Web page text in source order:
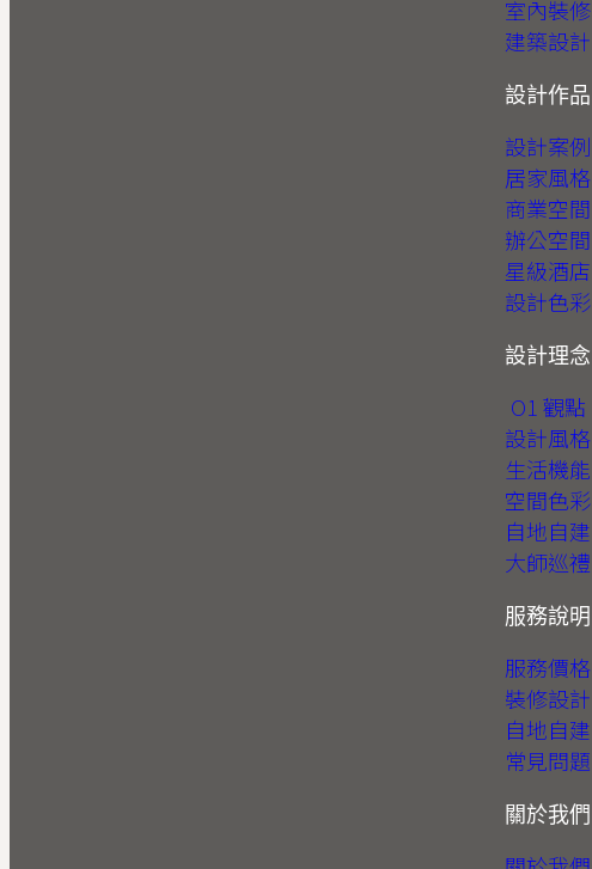
室內裝修
建築設計
設計作品
設計案例
居家風格
商業空間
辦公空間
星級酒店
設計色彩
設計理念
O1 觀點
設計風格
生活機能
空間色彩
自地自建
大師巡禮
服務說明
服務價格
裝修設計
自地自建
常見問題
關於我們